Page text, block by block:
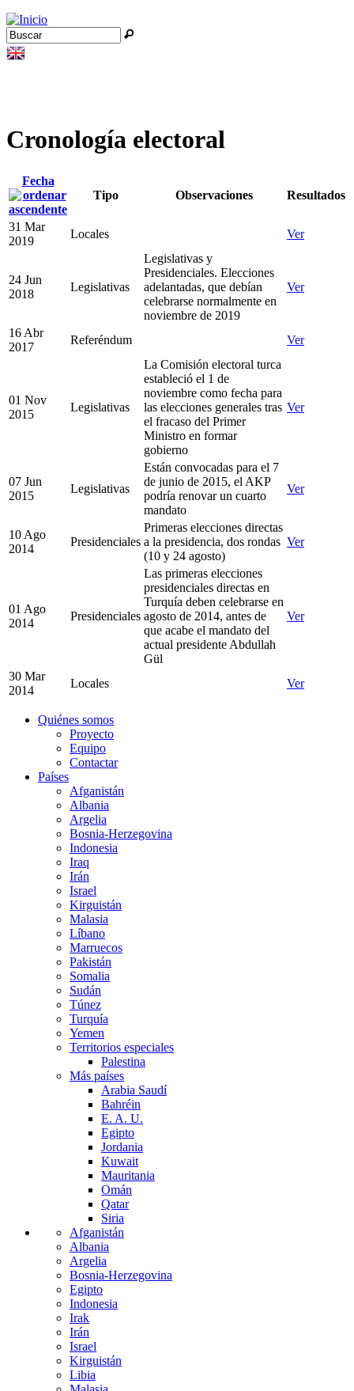
Jump to navigation
Formulario de búsqueda
Buscar
Cronología electoral
Fecha
Tipo
Observaciones Resultados
31 Mar
2019
Locales Ver
24 Jun
2018
Legislativas
Legislativas y
Presidenciales. Elecciones
adelantadas, que debían
celebrarse normalmente en
noviembre de 2019
Ver
16 Abr
2017
Referéndum Ver
01 Nov
2015
Legislativas
La Comisión electoral turca
estableció el 1 de
noviembre como fecha para
las elecciones generales tras
el fracaso del Primer
Ministro en formar
gobierno
Ver
07 Jun
2015
Legislativas
Están convocadas para el 7
de junio de 2015, el AKP
podría renovar un cuarto
mandato
Ver
10 Ago
2014
Presidenciales
Primeras elecciones directas
a la presidencia, dos rondas
(10 y 24 agosto)
Ver
01 Ago
2014
Presidenciales
Las primeras elecciones
presidenciales directas en
Turquía deben celebrarse en
agosto de 2014, antes de
que acabe el mandato del
actual presidente Abdullah
Gül
Ver
30 Mar
2014
Locales Ver
Quiénes somos
Proyecto
Equipo
Contactar
Países
Afganistán
Albania
Argelia
Bosnia-Herzegovina
Indonesia
Iraq
Irán
Israel
Kirguistán
Malasia
Líbano
Marruecos
Pakistán
Somalia
Sudán
Túnez
Turquía
Yemen
Territorios especiales
Palestina
Más países
Arabia Saudí
Bahréin
E. A. U.
Egipto
Jordania
Kuwait
Mauritania
Omán
Qatar
Siria
Afganistán
Albania
Argelia
Bosnia-Herzegovina
Egipto
Indonesia
Irak
Irán
Israel
Kirguistán
Libia